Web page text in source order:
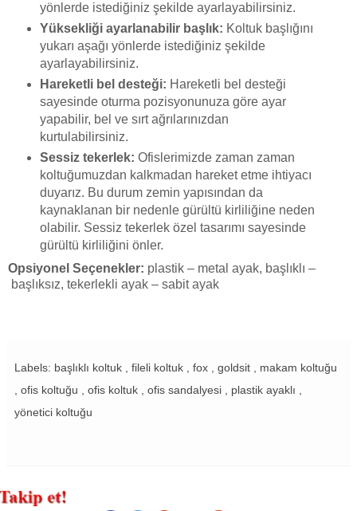
yönlerde istediğiniz şekilde ayarlayabilirsiniz.
Yüksekliği ayarlanabilir başlık: Koltuk başlığını
yukarı aşağı yönlerde istediğiniz şekilde
ayarlayabilirsiniz.
Hareketli bel desteği: Hareketli bel desteği
sayesinde oturma pozisyonunuza göre ayar
yapabilir, bel ve sırt ağrılarınızdan
kurtulabilirsiniz.
Sessiz tekerlek: Ofislerimizde zaman zaman
koltuğumuzdan kalkmadan hareket etme ihtiyacı
duyarız. Bu durum zemin yapısından da
kaynaklanan bir nedenle gürültü kirliliğine neden
olabilir. Sessiz tekerlek özel tasarımı sayesinde
gürültü kirliliğini önler.
Opsiyonel Seçenekler: plastik – metal ayak, başlıklı –
başlıksız, tekerlekli ayak – sabit ayak
Labels: başlıklı koltuk , fileli koltuk , fox , goldsit , makam koltuğu
, ofis koltuğu , ofis koltuk , ofis sandalyesi , plastik ayaklı ,
yönetici koltuğu